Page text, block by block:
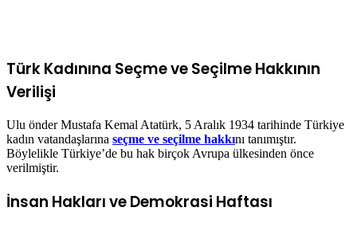
Türk Kadınına Seçme ve Seçilme Hakkının
Verilişi
Ulu önder Mustafa Kemal Atatürk, 5 Aralık 1934 tarihinde Türkiye
kadın vatandaşlarına seçme ve seçilme hakkını tanımıştır.
Böylelikle Türkiye’de bu hak birçok Avrupa ülkesinden önce
verilmiştir.
İnsan Hakları ve Demokrasi Haftası